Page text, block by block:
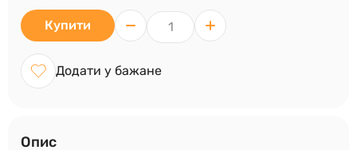
Купити
Додати у бажане
Опис